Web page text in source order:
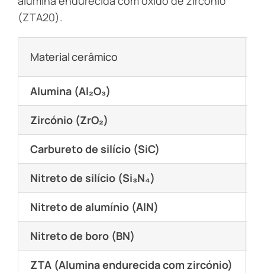
(ZTA20).
Material cerâmico
Alumina (Al₂O₃)
Zircónio (ZrO₂)
Carbureto de silício (SiC)
Nitreto de silício (Si₃N₄)
Nitreto de alumínio (AlN)
Nitreto de boro (BN)
ZTA (Alumina endurecida com zircónio)